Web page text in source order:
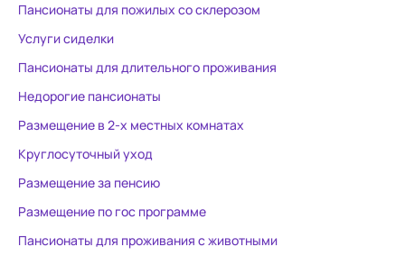
Пансионаты для пожилых со склерозом
Услуги сиделки
Пансионаты для длительного проживания
Недорогие пансионаты
Размещение в 2-х местных комнатах
Круглосуточный уход
Размещение за пенсию
Размещение по гос программе
Пансионаты для проживания с животными